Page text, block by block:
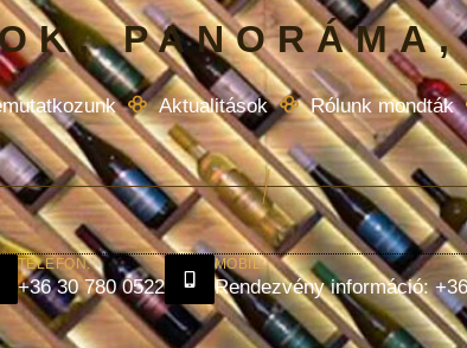
Aktualitások Rólunk mondták
TELEFON:
+36 30 780 0522
MOBIL:
Rendezvény információ: